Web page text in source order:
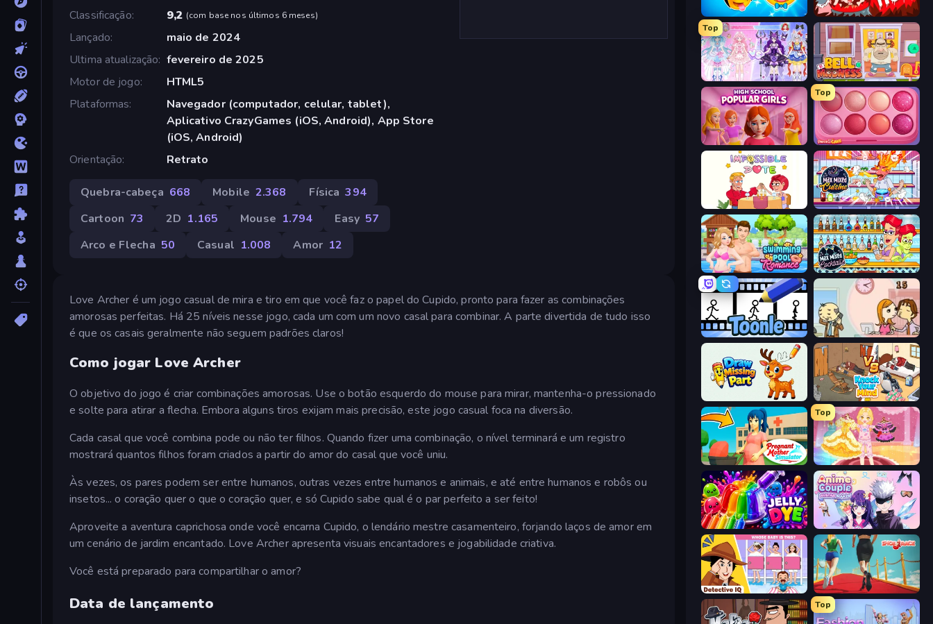
Classificação
9,2 (com base nos últimos 6 meses)
Lançado
maio de 2024
Ultima atualização fevereiro de 2025
Motor de jogo
HTML5
Plataformas
Navegador (computador, celular, tablet),
Aplicativo CrazyGames (iOS, Android), App Store
(iOS, Android)
Orientação
Retrato
Quebra-cabeça 668 Mobile 2.368 Física 394
Cartoon 73 2D 1.165 Mouse 1.794 Easy 57
Arco e Flecha 50 Casual 1.008 Amor 12
Love Archer é um jogo casual de mira e tiro em que você faz o papel do Cupido, pronto para fazer as combinações
amorosas perfeitas. Há 25 níveis nesse jogo, cada um com um novo casal para combinar. A parte divertida de tudo isso
é que os casais geralmente não seguem padrões claros!
Como jogar Love Archer
O objetivo do jogo é criar combinações amorosas. Use o botão esquerdo do mouse para mirar, mantenha-o pressionado
e solte para atirar a flecha. Embora alguns tiros exijam mais precisão, este jogo casual foca na diversão.
Cada casal que você combina pode ou não ter filhos. Quando fizer uma combinação, o nível terminará e um registro
mostrará quantos filhos foram criados a partir do amor do casal que você uniu.
Às vezes, os pares podem ser entre humanos, outras vezes entre humanos e animais, e até entre humanos e robôs ou
insetos... o coração quer o que o coração quer, e só Cupido sabe qual é o par perfeito a ser feito!
Aproveite a aventura caprichosa onde você encarna Cupido, o lendário mestre casamenteiro, forjando laços de amor em
um cenário de jardim encantado. Love Archer apresenta visuais encantadores e jogabilidade criativa.
Você está preparado para compartilhar o amor?
Data de lançamento
Smileys: Family Tree emoji Girlfriend from Hell
Top
Idol Livestream: Fashion Game Bell Madness
Top
Piece of Cake: Merge and Bake
Impossible Date Max Mixed Cuisine
Swimming Pool Romance Max Mixed Cocktails
Toonle Office Kissing (Japanese)
Draw Missing Part | DOP Puzzle Knock Your Mind
Pregnant Mother Simulator
Top
Royal Glow Princess Makeover
Jelly Dye Anime Couple: Avatar Maker
Detective IQ: Brain Games Shoe Race
Top